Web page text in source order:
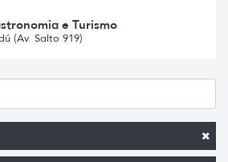
e Turismo
(Av. Salto 919)